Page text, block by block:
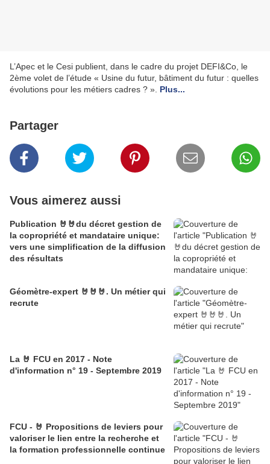
L’Apec et le Cesi publient, dans le cadre du projet DEFI&Co, le
2ème volet de l’étude « Usine du futur, bâtiment du futur : quelles
évolutions pour les métiers cadres ? ». Plus...
Partager
Vous aimerez aussi
Publication 🤘🤘du décret gestion de
la copropriété et mandataire unique:
vers une simplification de la diffusion
des résultats
Géomètre-expert 🤘🤘🤘. Un métier qui
recrute
La 🤘 FCU en 2017 - Note
d'information n° 19 - Septembre 2019
FCU - 🤘 Propositions de leviers pour
valoriser le lien entre la recherche et
la formation professionnelle continue